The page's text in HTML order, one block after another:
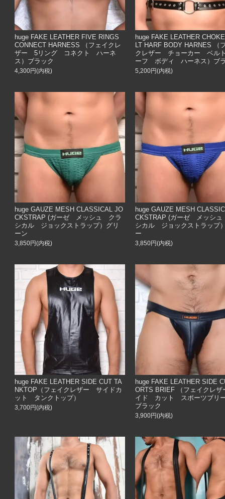
huge FAKE LEATHER FIVE RINGS
CONNECT HARNESS （フェイクレ
ザー 5リング コネクト ハーネ
ス）ブラック
4,300円(内税)
huge FAKE LEATHER
LT HARF BODY HARNES （
クレザー チョーカー ベル
ーフ ボディ ハーネス）ブ
5,200円(内税)
huge GAUZE MESH CLASSICAL JO
CKSTRAP (ガーゼ メッシュ クラ
シカル ジョックストラップ）グリ
ーン
3,850円(内税)
huge GAUZE MESH
CKSTRAP (ガーゼ メッシ
シカル ジョックストラップ
ー
3,850円(内税)
huge FAKE LEATHER SIDE CUT TA
NKTOP（フェイクレザー サイドカ
ット タンクトップ）
3,700円(内税)
huge FAKE LEATHER SIDE
ORTS BRIEF （フェイクレ
イド カット スポーツブリ
ブラック
3,900円(内税)